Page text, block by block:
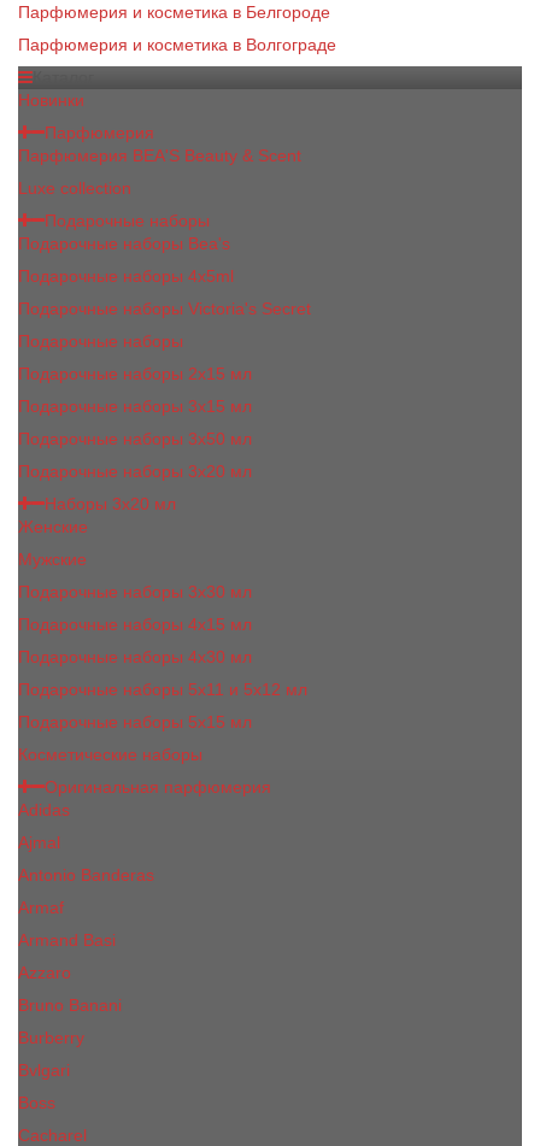
Парфюмерия и косметика в Белгороде
Парфюмерия и косметика в Волгограде
Новинки
Парфюмерия
Парфюмерия BEA'S Beauty & Scent
Luxe collection
Подарочные наборы
Подарочные наборы Bea's
Подарочные наборы 4х5ml
Подарочные наборы Victoria's Secret
Подарочные наборы
Подарочные наборы 2x15 мл
Подарочные наборы 3х15 мл
Подарочные наборы 3x50 мл
Подарочные наборы 3x20 мл
Наборы 3х20 мл
Женские
Мужские
Подарочные наборы 3х30 мл
Подарочные наборы 4x15 мл
Подарочные наборы 4x30 мл
Подарочные наборы 5x11 и 5х12 мл
Подарочные наборы 5x15 мл
Косметические наборы
Оригинальная парфюмерия
Adidas
Ajmal
Antonio Banderas
Armaf
Armand Basi
Azzaro
Bruno Banani
Burberry
Bvlgari
Boss
Cacharel